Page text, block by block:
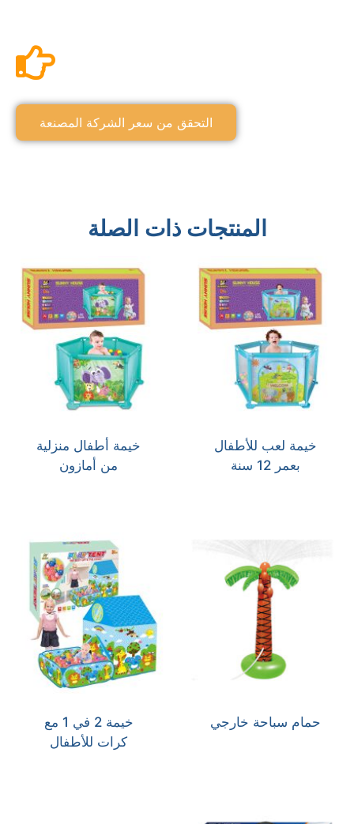
التحقق من سعر الشركة المصنعة
المنتجات ذات الصلة
خيمة لعب للأطفال
بعمر 12 سنة
خيمة أطفال منزلية
من أمازون
حمام سباحة خارجي
خيمة 2 في 1 مع
كرات للأطفال